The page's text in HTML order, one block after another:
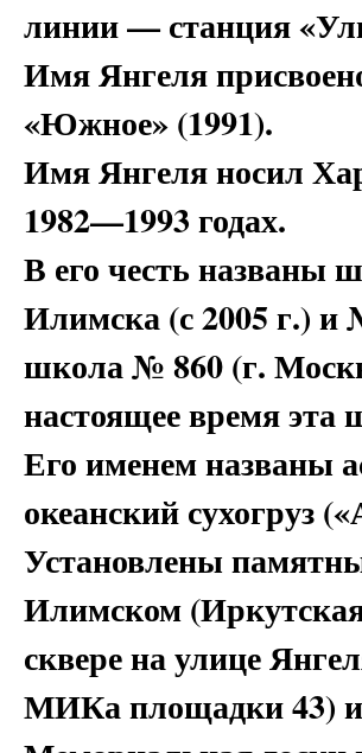
линии — станция
Имя Янгеля
«Южное» (1991).
Имя Янгеля носил
1982—1993 годах.
В его честь названы
Илимска (с 2005 г.) и
школа № 860 (г.
настоящее время эта
Его именем названы
океанский сухогруз
Установлены
Илимском
сквере на улице
МИКа площадки 43)